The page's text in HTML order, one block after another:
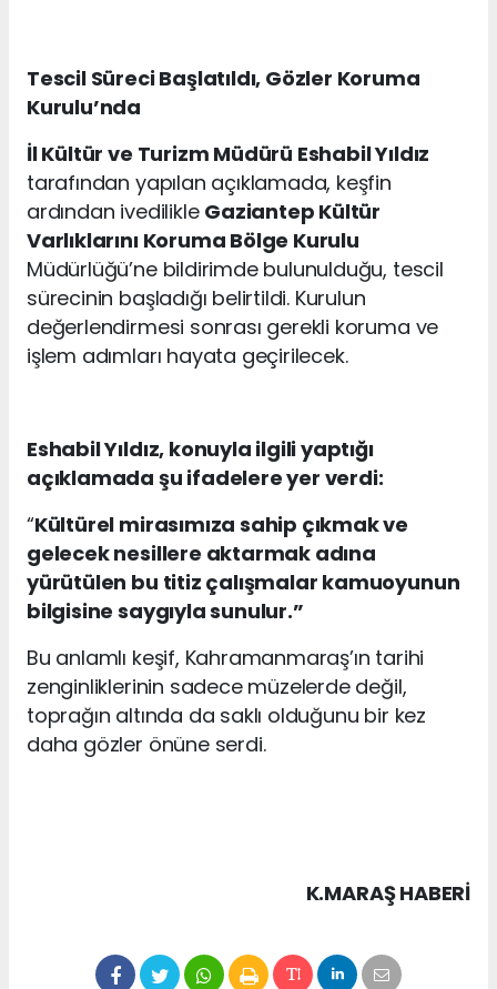
Tescil Süreci Başlatıldı, Gözler Koruma
Kurulu’nda
İl Kültür ve Turizm Müdürü Eshabil Yıldız
tarafından yapılan açıklamada, keşfin
ardından ivedilikle Gaziantep Kültür
Varlıklarını Koruma Bölge Kurulu
Müdürlüğü’ne bildirimde bulunulduğu, tescil
sürecinin başladığı belirtildi. Kurulun
değerlendirmesi sonrası gerekli koruma ve
işlem adımları hayata geçirilecek.
Eshabil Yıldız, konuyla ilgili yaptığı
açıklamada şu ifadelere yer verdi:
“Kültürel mirasımıza sahip çıkmak ve
gelecek nesillere aktarmak adına
yürütülen bu titiz çalışmalar kamuoyunun
bilgisine saygıyla sunulur.”
Bu anlamlı keşif, Kahramanmaraş’ın tarihi
zenginliklerinin sadece müzelerde değil,
toprağın altında da saklı olduğunu bir kez
daha gözler önüne serdi.
K.MARAŞ HABERİ